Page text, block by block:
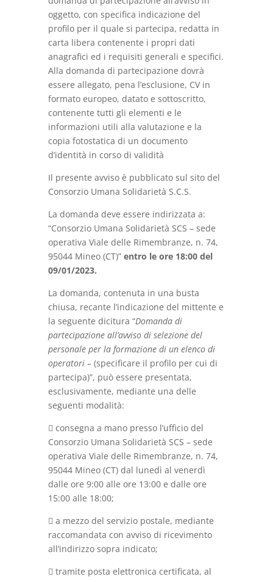
oggetto, con specifica indicazione del
profilo per il quale si partecipa, redatta in
carta libera contenente i propri dati
anagrafici ed i requisiti generali e specifici.
Alla domanda di partecipazione dovrà
essere allegato, pena l’esclusione, CV in
formato europeo, datato e sottoscritto,
contenente tutti gli elementi e le
informazioni utili alla valutazione e la
copia fotostatica di un documento
d’identità in corso di validità
Il presente avviso è pubblicato sul sito del
Consorzio Umana Solidarietà S.C.S.
La domanda deve essere indirizzata a:
“Consorzio Umana Solidarietà SCS – sede
operativa Viale delle Rimembranze, n. 74,
95044 Mineo (CT)” entro le ore 18:00 del
09/01/2023.
La domanda, contenuta in una busta
chiusa, recante l’indicazione del mittente e
la seguente dicitura “Domanda di
partecipazione all’avviso di selezione del
personale per la formazione di un elenco di
operatori – (specificare il profilo per cui di
partecipa)”, può essere presentata,
esclusivamente, mediante una delle
seguenti modalità:
 consegna a mano presso l’ufficio del
Consorzio Umana Solidarietà SCS – sede
operativa Viale delle Rimembranze, n. 74,
95044 Mineo (CT) dal lunedì al venerdì
dalle ore 9:00 alle ore 13:00 e dalle ore
15:00 alle 18:00;
 a mezzo del servizio postale, mediante
raccomandata con avviso di ricevimento
all’indirizzo sopra indicato;
 tramite posta elettronica certificata, al